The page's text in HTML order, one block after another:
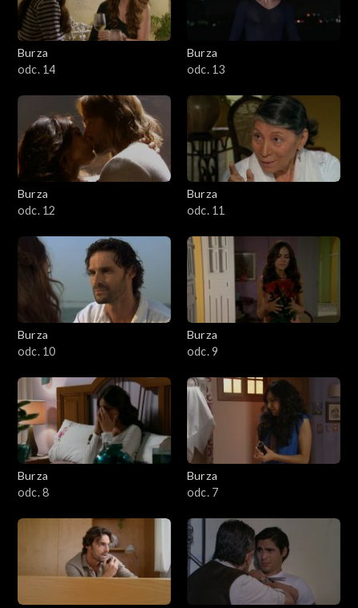
Burza
odc. 14
Burza
odc. 13
Burza
odc. 12
Burza
odc. 11
Burza
odc. 10
Burza
odc. 9
Burza
odc. 8
Burza
odc. 7